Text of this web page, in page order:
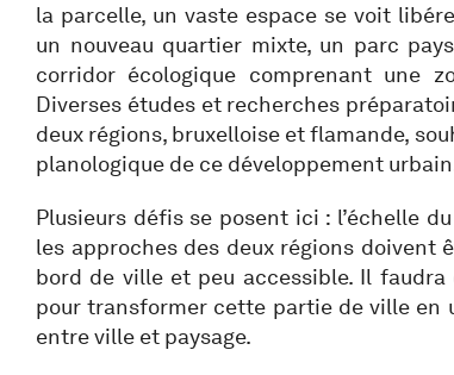
la parcelle, un vaste espace se voit
un nouveau quartier mixte, un parc
corridor écologique comprenant une
Diverses études et recherches
deux régions, bruxelloise et flamande,
planologique de ce développement
Plusieurs défis se posent ici : l’échelle
les approches des deux régions doivent
bord de ville et peu accessible. Il faudra
pour transformer cette partie de ville en
entre ville et paysage.